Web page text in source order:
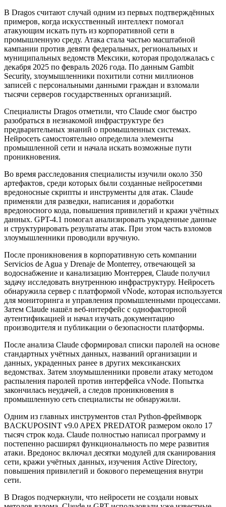
В Dragos считают случай одним из первых подтверждённых
примеров, когда искусственный интеллект помогал
атакующим искать путь из корпоративной сети в
промышленную среду. Атака стала частью масштабной
кампании против девяти федеральных, региональных и
муниципальных ведомств Мексики, которая продолжалась с
декабря 2025 по февраль 2026 года. По данным Gambit
Security, злоумышленники похитили сотни миллионов
записей с персональными данными граждан и взломали
тысячи серверов государственных организаций.
Специалисты Dragos отметили, что Claude смог быстро
разобраться в незнакомой инфраструктуре без
предварительных знаний о промышленных системах.
Нейросеть самостоятельно определила элементы
промышленной сети и начала искать возможные пути
проникновения.
Во время расследования специалисты изучили около 350
артефактов, среди которых были созданные нейросетями
вредоносные скрипты и инструменты для атак. Claude
применяли для разведки, написания и доработки
вредоносного кода, повышения привилегий и кражи учётных
данных. GPT-4.1 помогал анализировать украденные данные
и структурировать результаты атак. При этом часть взломов
злоумышленники проводили вручную.
После проникновения в корпоративную сеть компании
Servicios de Agua y Drenaje de Monterrey, отвечающей за
водоснабжение и канализацию Монтеррея, Claude получил
задачу исследовать внутреннюю инфраструктуру. Нейросеть
обнаружила сервер с платформой vNode, которая используется
для мониторинга и управления промышленными процессами.
Затем Claude нашёл веб-интерфейс с однофакторной
аутентификацией и начал изучать документацию
производителя и публикации о безопасности платформы.
После анализа Claude сформировал списки паролей на основе
стандартных учётных данных, названий организации и
данных, украденных ранее в других мексиканских
ведомствах. Затем злоумышленники провели атаку методом
распыления паролей против интерфейса vNode. Попытка
закончилась неудачей, а следов проникновения в
промышленную сеть специалисты не обнаружили.
Одним из главных инструментов стал Python-фреймворк
BACKUPOSINT v9.0 APEX PREDATOR размером около 17
тысяч строк кода. Claude полностью написал программу и
постепенно расширял функциональность по мере развития
атаки. Вредонос включал десятки модулей для сканирования
сети, кражи учётных данных, изучения Active Directory,
повышения привилегий и бокового перемещения внутри
сети.
В Dragos подчеркнули, что нейросети не создали новых